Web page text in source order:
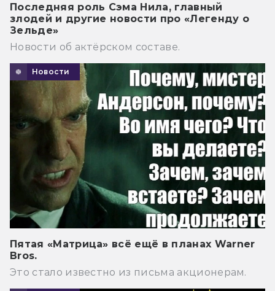
Последняя роль Сэма Нила, главный
злодей и другие новости про «Легенду о
Зельде»
Новости об актёрском составе.
Новости
Пятая «Матрица» всё ещё в планах Warner
Bros.
Это стало известно из письма акционерам.